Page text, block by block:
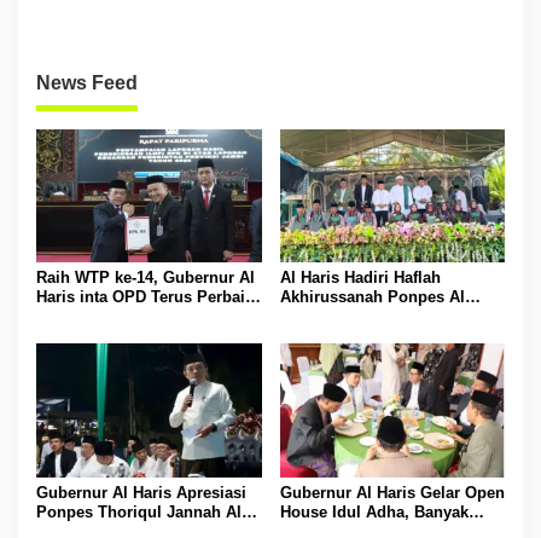
News Feed
Raih WTP ke-14, Gubernur Al
Haris inta OPD Terus Perbaiki
Al Haris Hadiri Haflah
Akhirussanah Ponpes Al
Gubernur Al Haris Apresiasi
Ponpes Thoriqul Jannah Al-
Gubernur Al Haris Gelar Open
House Idul Adha, Banyak